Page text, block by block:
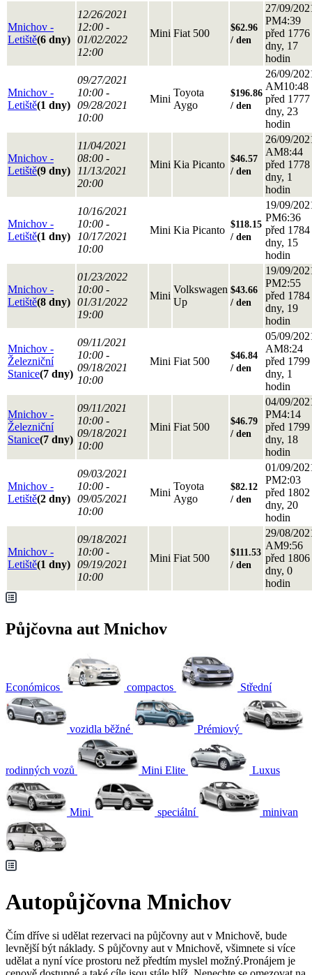
Mnichov -
Letiště(6 dny)
12/26/2021
12:00 -
01/02/2022
12:00
Mini Fiat 500
$62.96
/ den
27/09/
PM4:39
před 1776
dny, 17
hodin
Mnichov -
Letiště(1 dny)
09/27/2021
10:00 -
09/28/2021
10:00
Mini
Toyota
Aygo
$196.86
/ den
26/09/
AM10:48
před 1777
dny, 23
hodin
Mnichov -
Letiště(9 dny)
11/04/2021
08:00 -
11/13/2021
20:00
Mini Kia Picanto $46.57
/ den
26/09/
AM8:44
před 1778
dny, 1
hodin
Mnichov -
Letiště(1 dny)
10/16/2021
10:00 -
10/17/2021
10:00
Mini Kia Picanto $118.15
/ den
19/09/
PM6:36
před 1784
dny, 15
hodin
Mnichov -
Letiště(8 dny)
01/23/2022
10:00 -
01/31/2022
19:00
Mini
Volkswagen
Up
$43.66
/ den
19/09/
PM2:55
před 1784
dny, 19
hodin
Mnichov -
Železniční
Stanice(7 dny)
09/11/2021
10:00 -
09/18/2021
10:00
Mini Fiat 500
$46.84
/ den
05/09/
AM8:24
před 1799
dny, 1
hodin
Mnichov -
Železniční
Stanice(7 dny)
09/11/2021
10:00 -
09/18/2021
10:00
Mini Fiat 500
$46.79
/ den
04/09/
PM4:14
před 1799
dny, 18
hodin
Mnichov -
Letiště(2 dny)
09/03/2021
10:00 -
09/05/2021
10:00
Mini
Toyota
Aygo
$82.12
/ den
01/09/
PM2:03
před 1802
dny, 20
hodin
Mnichov -
Letiště(1 dny)
09/18/2021
10:00 -
09/19/2021
10:00
Mini Fiat 500
$111.53
/ den
29/08/
AM9:56
před 1806
dny, 0
hodin
Půjčovna aut Mnichov
Económicos compactos Střední
vozidla běžné Prémiový
rodinných vozů Mini Elite Luxus
Mini speciální minivan
Autopůjčovna Mnichov
Čím dříve si udělat rezervaci na půjčovny aut v Mnichově, bude
levnější být náklady. S půjčovny aut v Mnichově, všimnete si více
udělat a nyní více prostoru než předtím myslel možný.Pronájem je